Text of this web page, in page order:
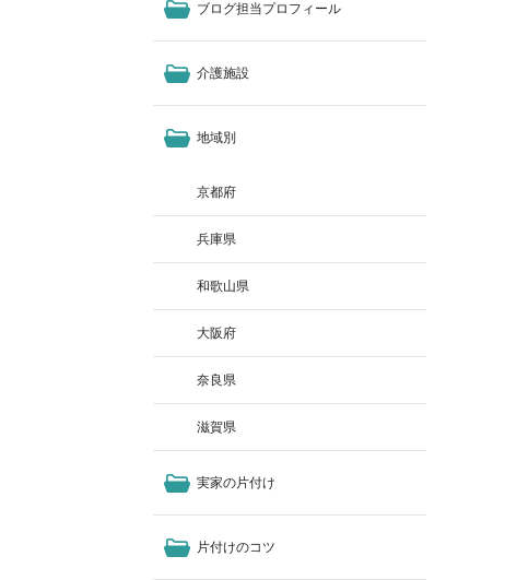
ブログ担当プロフィール
介護施設
地域別
京都府
兵庫県
和歌山県
大阪府
奈良県
滋賀県
実家の片付け
片付けのコツ